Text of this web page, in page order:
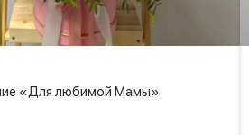
«Для любимой Мамы»